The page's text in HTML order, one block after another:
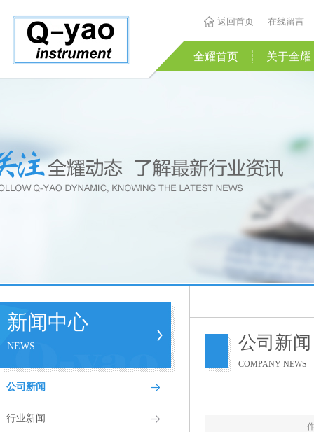
返回首页 在线留言
全耀首页 关于全耀
新闻中心
NEWS
公司新闻
行业新闻
公司新闻
COMPANY NEWS